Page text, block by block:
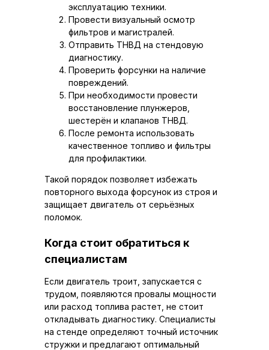
Если двигатель троит, запускается с
трудом, появляются провалы мощности
или расход топлива растет, не стоит
откладывать диагностику. Специалисты
на стенде определяют точный источник
стружки и предлагают оптимальный
эксплуатацию техники.
Провести визуальный осмотр
фильтров и магистралей.
Отправить ТНВД на стендовую
диагностику.
Проверить форсунки на наличие
повреждений.
При необходимости провести
восстановление плунжеров,
шестерён и клапанов ТНВД.
После ремонта использовать
качественное топливо и фильтры
для профилактики.
Такой порядок позволяет избежать
повторного выхода форсунок из строя и
защищает двигатель от серьёзных
поломок.
Когда стоит обратиться к
специалистам